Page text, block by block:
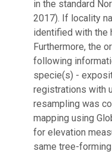
in the standard
2017). If locality
identified with the
Furthermore, the
following
specie(s) -
registrations with
resampling was
mapping using
for elevation
same tree-